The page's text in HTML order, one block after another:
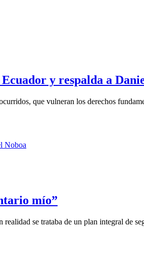
y respalda a
que vulneran los derechos
mío”
se trataba de un plan integral de